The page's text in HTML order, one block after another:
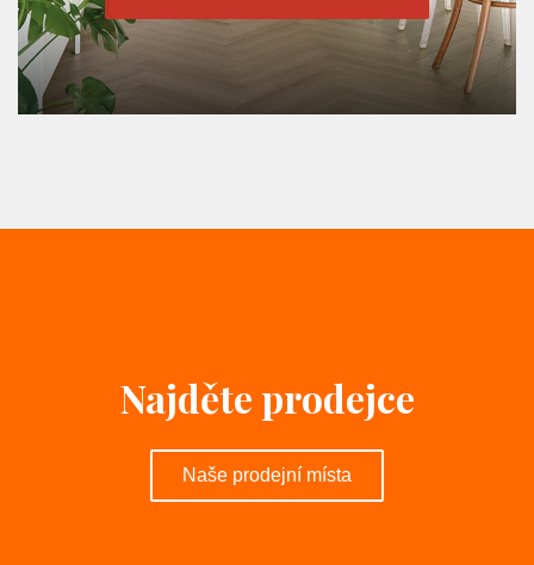
Najděte prodejce
Naše prodejní místa